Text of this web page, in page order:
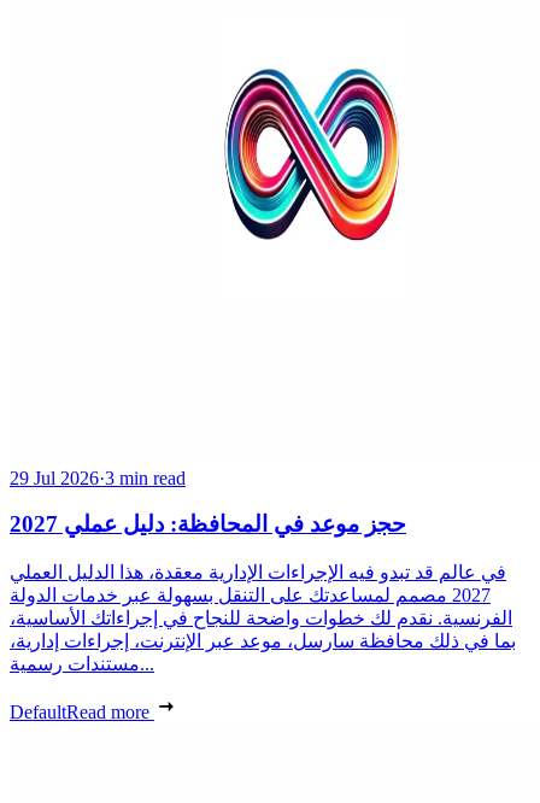
29 Jul 2026·3 min read
حجز موعد في المحافظة: دليل عملي 2027
في عالم قد تبدو فيه الإجراءات الإدارية معقدة، هذا الدليل العملي
2027 مصمم لمساعدتك على التنقل بسهولة عبر خدمات الدولة
الفرنسية. نقدم لك خطوات واضحة للنجاح في إجراءاتك الأساسية،
بما في ذلك محافظة سارسل، موعد عبر الإنترنت، إجراءات إدارية،
مستندات رسمية...
DefaultRead more